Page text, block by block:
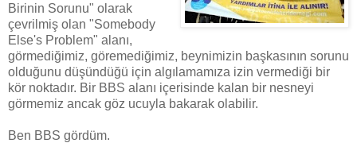
Birinin Sorunu" olarak
çevrilmiş olan "Somebody
Else's Problem" alanı,
görmediğimiz, göremediğimiz, beynimizin başkasının sorunu
olduğunu düşündüğü için algılamamıza izin vermediği bir
kör noktadır. Bir BBS alanı içerisinde kalan bir nesneyi
görmemiz ancak göz ucuyla bakarak olabilir.
Ben BBS gördüm.